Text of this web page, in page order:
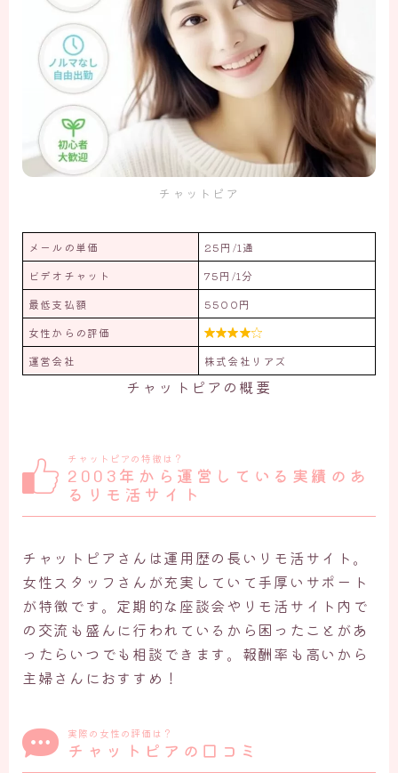
チャットピア
メールの単価
25円/1通
ビデオチャット
75円/1分
最低支払額
5500円
女性からの評価

運営会社 株式会社リアズ
チャットピアの概要
チャットピアの特徴は？
2003年から運営している実績のあ
るリモ活サイト
チャットピアさんは運用歴の長いリモ活サイト。
女性スタッフさんが充実していて手厚いサポート
が特徴です。定期的な座談会やリモ活サイト内で
の交流も盛んに行われているから困ったことがあ
ったらいつでも相談できます。報酬率も高いから
主婦さんにおすすめ！
実際の女性の評価は？
チャットピアの口コミ